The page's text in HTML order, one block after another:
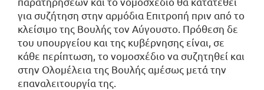
για συζήτηση στην αρμόδια Επιτροπή πριν από το
κλείσιμο της Βουλής τον Αύγουστο. Πρόθεση δε
του υπουργείου και της κυβέρνησης είναι, σε
κάθε περίπτωση, το νομοσχέδιο να συζητηθεί και
στην Ολομέλεια της Βουλής αμέσως μετά την
επαναλειτουργία της.